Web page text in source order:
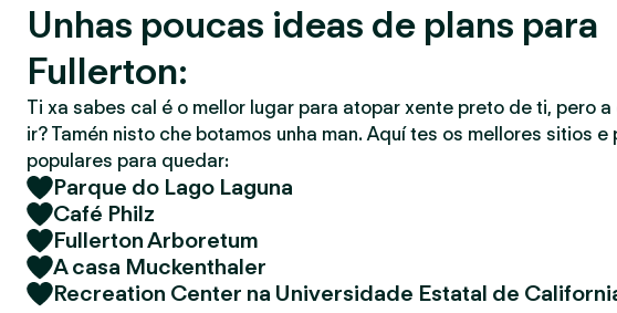
Unhas poucas ideas de plans para
Fullerton:
Ti xa sabes cal é o mellor lugar para atopar xente preto de ti, pero
ir? Tamén nisto che botamos unha man. Aquí tes os mellores sitios e
populares para quedar:
Parque do Lago Laguna
Café Philz
Fullerton Arboretum
A casa Muckenthaler
Recreation Center na Universidade Estatal de